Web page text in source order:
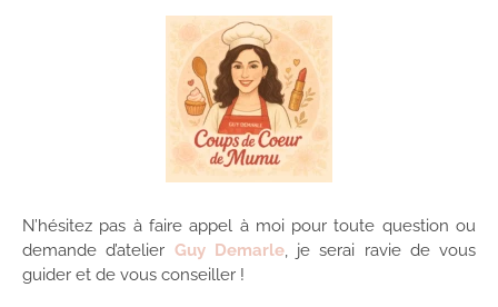
N’hésitez pas à faire appel à moi pour toute question ou
demande d’atelier Guy Demarle, je serai ravie de vous
guider et de vous conseiller !